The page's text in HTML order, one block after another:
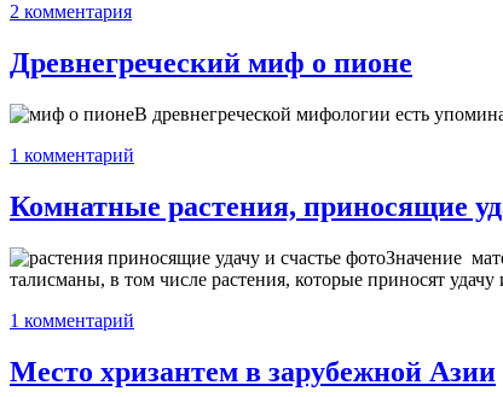
2 комментария
Древнегреческий миф о пионе
В древнегреческой мифологии есть
1 комментарий
Комнатные растения, приносящие
Значение
талисманы, в том числе растения, которые приносят
1 комментарий
Место хризантем в зарубежной Азии